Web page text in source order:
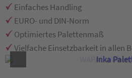
Einfaches Handling
EURO- und DIN-Norm
Optimiertes Palettenmaß
Vielfache Einsetzbarkeit in allen